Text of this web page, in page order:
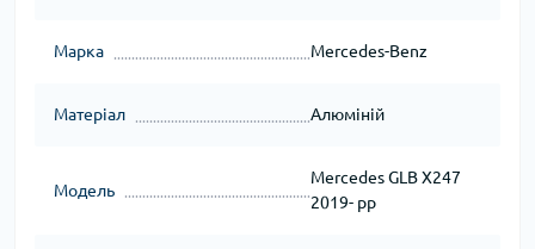
Марка Mercedes-Benz
Матеріал Алюміній
Модель
Mercedes GLB X247
2019- рр